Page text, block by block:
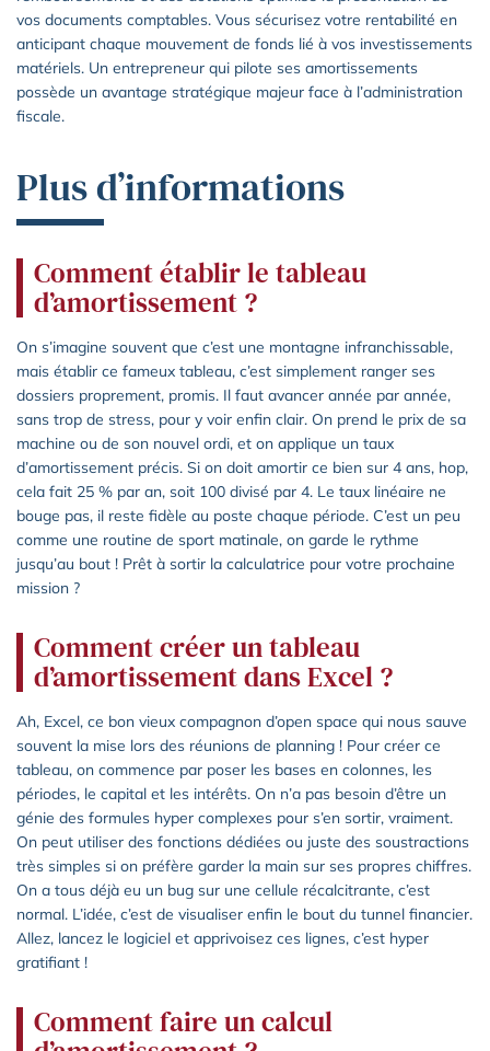
vos documents comptables. Vous sécurisez votre rentabilité en
anticipant chaque mouvement de fonds lié à vos investissements
matériels. Un entrepreneur qui pilote ses amortissements
possède un avantage stratégique majeur face à l’administration
fiscale.
Plus d’informations
Comment établir le tableau
d’amortissement ?
On s’imagine souvent que c’est une montagne infranchissable,
mais établir ce fameux tableau, c’est simplement ranger ses
dossiers proprement, promis. Il faut avancer année par année,
sans trop de stress, pour y voir enfin clair. On prend le prix de sa
machine ou de son nouvel ordi, et on applique un taux
d’amortissement précis. Si on doit amortir ce bien sur 4 ans, hop,
cela fait 25 % par an, soit 100 divisé par 4. Le taux linéaire ne
bouge pas, il reste fidèle au poste chaque période. C’est un peu
comme une routine de sport matinale, on garde le rythme
jusqu’au bout ! Prêt à sortir la calculatrice pour votre prochaine
mission ?
Comment créer un tableau
d’amortissement dans Excel ?
Ah, Excel, ce bon vieux compagnon d’open space qui nous sauve
souvent la mise lors des réunions de planning ! Pour créer ce
tableau, on commence par poser les bases en colonnes, les
périodes, le capital et les intérêts. On n’a pas besoin d’être un
génie des formules hyper complexes pour s’en sortir, vraiment.
On peut utiliser des fonctions dédiées ou juste des soustractions
très simples si on préfère garder la main sur ses propres chiffres.
On a tous déjà eu un bug sur une cellule récalcitrante, c’est
normal. L’idée, c’est de visualiser enfin le bout du tunnel financier.
Allez, lancez le logiciel et apprivoisez ces lignes, c’est hyper
gratifiant !
Comment faire un calcul